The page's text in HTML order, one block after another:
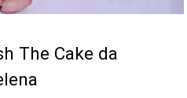
The Cake da